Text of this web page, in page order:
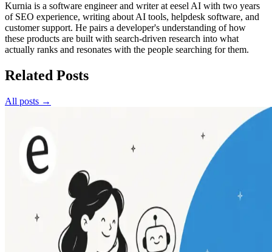
Kurnia is a software engineer and writer at eesel AI with two years
of SEO experience, writing about AI tools, helpdesk software, and
customer support. He pairs a developer's understanding of how
these products are built with search-driven research into what
actually ranks and resonates with the people searching for them.
Related Posts
All posts →